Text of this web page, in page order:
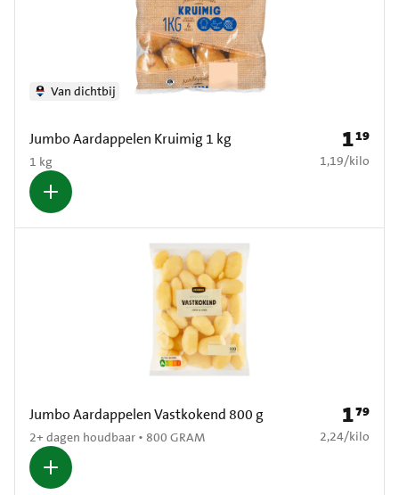
Jumbo Aardappelen Kruimig 1 kg
1 kg
Van dichtbij
Prijs: €
119
€ 1,19 per kilo
1,19/kilo
Jumbo Aardappelen Vastkokend 800 g
2+ dagen houdbaar • 800 GRAM
Prijs: €
179
€ 2,24 per kilo
2,24/kilo